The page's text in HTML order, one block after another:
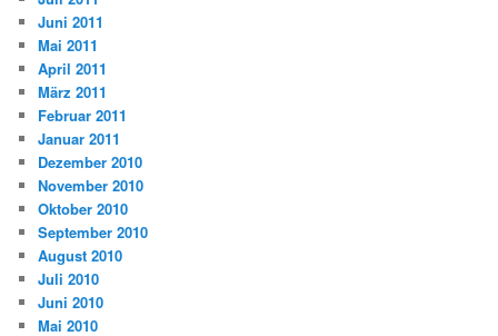
Juni 2011
Mai 2011
April 2011
März 2011
Februar 2011
Januar 2011
Dezember 2010
November 2010
Oktober 2010
September 2010
August 2010
Juli 2010
Juni 2010
Mai 2010